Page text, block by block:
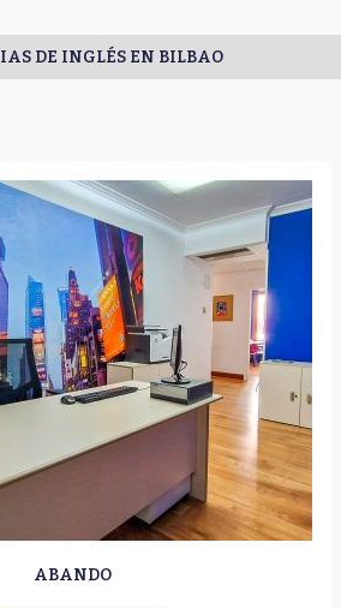
DE INGLÉS EN BILBAO
ABANDO